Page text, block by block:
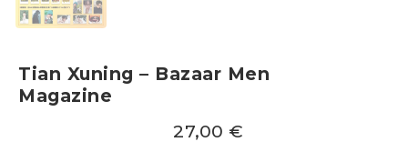
Tian Xuning – Bazaar Men
Magazine
27,00 €